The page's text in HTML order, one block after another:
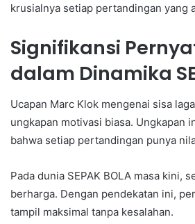
krusialnya setiap pertandingan yang
Signifikansi
dalam Dinamika
Ucapan Marc Klok mengenai sisa
ungkapan motivasi biasa. Ungkapan
bahwa setiap pertandingan punya
Pada dunia SEPAK BOLA masa kini,
berharga. Dengan pendekatan ini,
tampil maksimal tanpa kesalahan.